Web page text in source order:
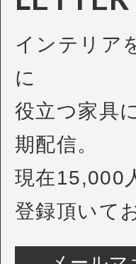
インテリア
に
役立つ家具
期配信。
現在15,000
登録頂いて